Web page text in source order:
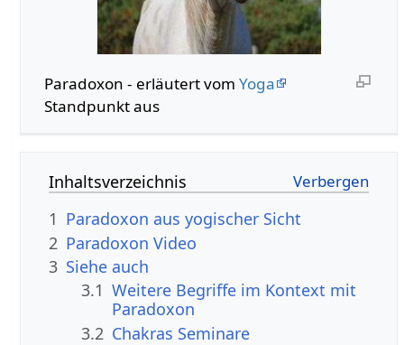
Paradoxon - erläutert vom Yoga
Standpunkt aus
Inhaltsverzeichnis
1 Paradoxon aus yogischer Sicht
2 Paradoxon Video
3 Siehe auch
3.1 Weitere Begriffe im Kontext mit
Paradoxon
3.2 Chakras Seminare